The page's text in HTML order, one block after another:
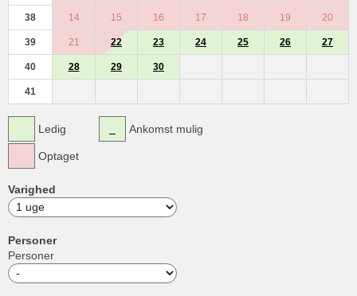
38 14 15 16 17 18 19 20
39 21 22 23 24 25 26 27
40 28 29 30
41
Ledig
Optaget
Ankomst mulig
Varighed
Personer
Personer